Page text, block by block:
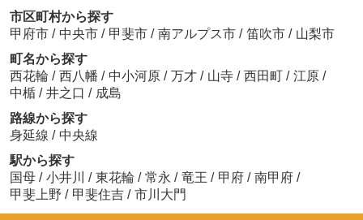
市区町村から探す
甲府市 / 中央市 / 甲斐市 / 南アルプス市 / 笛吹市 / 山梨市
町名から探す
西花輪 / 西八幡 / 中小河原 / 万才 / 山寺 / 西田町 / 江原 /
中楯 / 井之口 / 成島
路線から探す
身延線 / 中央線
駅から探す
国母 / 小井川 / 東花輪 / 常永 / 竜王 / 甲府 / 南甲府 /
甲斐上野 / 甲斐住吉 / 市川大門